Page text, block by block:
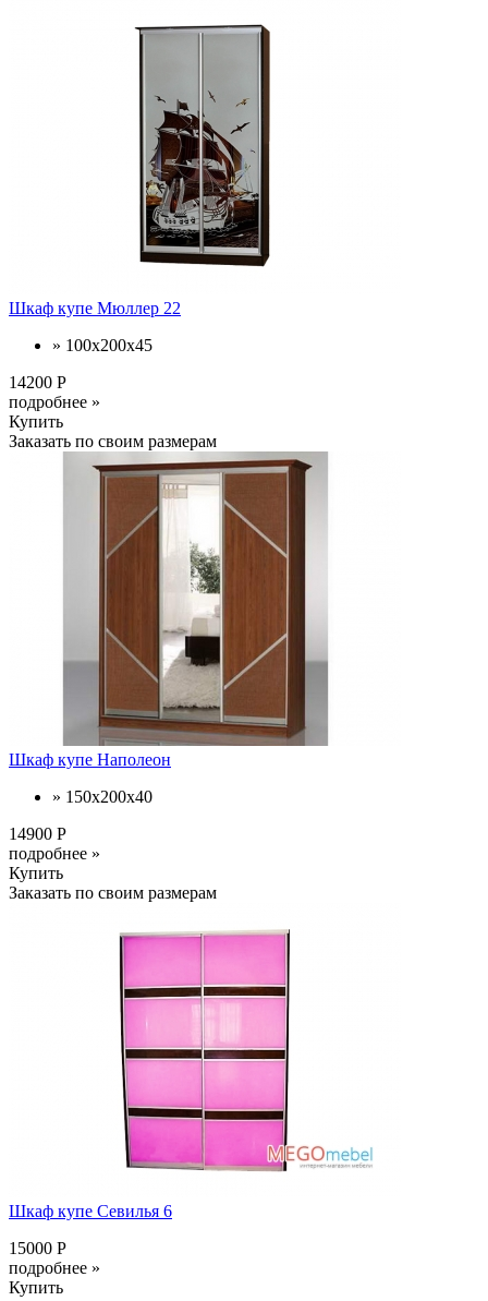
Шкаф купе Мюллер 22
» 100х200х45
14200 Р
подробнее »
Купить
Заказать по своим размерам
Шкаф купе Наполеон
» 150х200х40
14900 Р
подробнее »
Купить
Заказать по своим размерам
Шкаф купе Севилья 6
15000 Р
подробнее »
Купить